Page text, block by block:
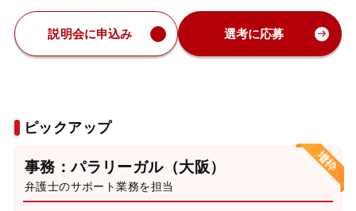
説明会に申込み 選考に応募
ピックアップ
事務：パラリーガル（大阪）
弁護士のサポート業務を担当